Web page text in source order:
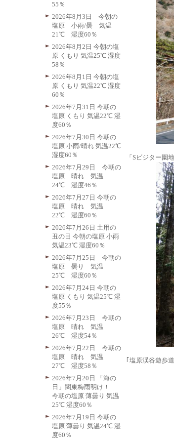
「Sビジター園
｢塩原渓谷遊歩
55％
2026年8月3日 今朝の
塩原 小雨/曇 気温
21℃ 湿度60％
2026年8月2日 今朝の塩
原 くもり 気温25℃ 湿度
58％
2026年8月1日 今朝の塩
原 くもり 気温22℃ 湿度
60％
2026年7月31日 今朝の
塩原 くもり 気温22℃ 湿
度60％
2026年7月30日 今朝の
塩原 小雨/晴れ 気温22℃
湿度60％
2026年7月29日 今朝の
塩原 晴れ 気温
24℃ 湿度46％
2026年7月27日 今朝の
塩原 晴れ 気温
22℃ 湿度60％
2026年7月26日 土用の
丑の日 今朝の塩原 小雨
気温23℃ 湿度60％
2026年7月25日 今朝の
塩原 曇り 気温
25℃ 湿度60％
2026年7月24日 今朝の
塩原 くもり 気温25℃ 湿
度55％
2026年7月23日 今朝の
塩原 晴れ 気温
26℃ 湿度54％
2026年7月22日 今朝の
塩原 晴れ 気温
27℃ 湿度58％
2026年7月20日 「海の
日」関東梅雨明け！
今朝の塩原 薄曇り 気温
25℃ 湿度60％
2026年7月19日 今朝の
塩原 薄曇り 気温24℃ 湿
度60％